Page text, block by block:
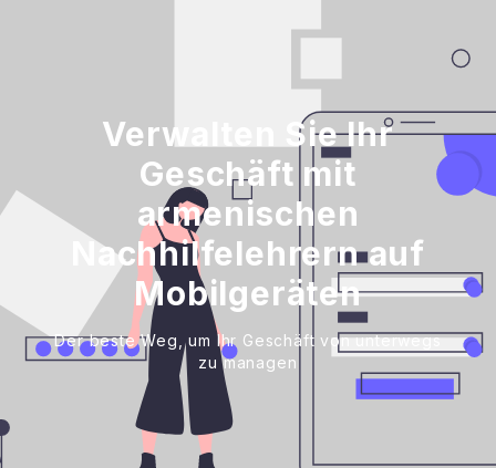
Verwalten Sie Ihr
Geschäft mit
armenischen
Nachhilfelehrern auf
Mobilgeräten
Der beste Weg, um Ihr Geschäft von unterwegs
zu managen